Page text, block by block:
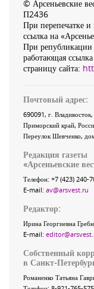
© Арсеньевские
П2436
При перепечатке
ссылка на
При републикации
работающая
страницу сайта:
Почтовый адрес:
690091, г. Владивосток,
Приморский край,
Переулок Шевченко,
Редакция газеты
«Арсеньевские
Телефон: +7 (423) 240-
E-mail: av@arsvest.ru
Редактор:
Ирина Георгиевна
E-mail:
Собственный
в Санкт-
Романенко Татьяна